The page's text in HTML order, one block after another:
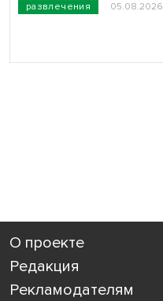
развлечения 05.08.2026
О проекте
Редакция
Рекламодателям